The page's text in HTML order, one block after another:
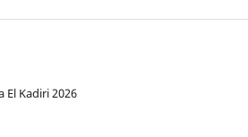
El Kadiri 2026